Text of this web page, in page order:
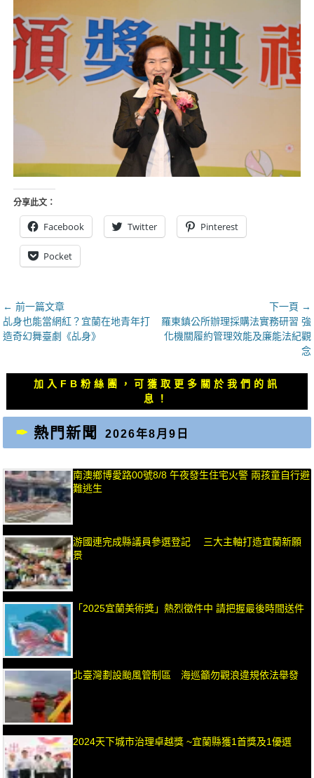
分享此文：
Facebook Twitter Pinterest
Pocket
文
章
導
← 前一篇文章
上
一
乩身也能當網紅？宜蘭在地青年打
造奇幻舞臺劇《乩身》
下一頁 →
下
一
章：
羅東鎮公所辦理採購法實務研習 強
化機關履約管理效能及廉能法紀觀
念
加入FB粉絲團，可獲取更多關於我們的訊
息！
熱門新聞 2026年8月9日
南澳鄉博愛路00號8/8 午夜發生住宅火警 兩孩童自行避
難逃生
游國連完成縣議員參選登記 三大主軸打造宜蘭新願
景
「2025宜蘭美術獎」熱烈徵件中 請把握最後時間送件
北臺灣劃設颱風管制區 海巡籲勿觀浪違規依法舉發
2024天下城市治理卓越獎 ~宜蘭縣獲1首獎及1優選